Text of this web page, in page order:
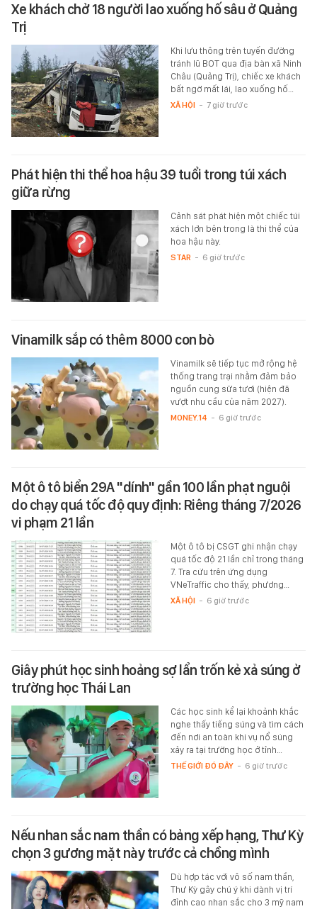
Xe khách chở 18 người lao xuống hố sâu ở Quảng
Trị
Khi lưu thông trên tuyến đường
tránh lũ BOT qua địa bàn xã Ninh
Châu (Quảng Trị), chiếc xe khách
bất ngờ mất lái, lao xuống hố…
XÃ HỘI - 7 giờ trước
Phát hiện thi thể hoa hậu 39 tuổi trong túi xách
giữa rừng
Cảnh sát phát hiện một chiếc túi
xách lớn bên trong là thi thể của
hoa hậu này.
STAR - 6 giờ trước
Vinamilk sắp có thêm 8000 con bò
Vinamilk sẽ tiếp tục mở rộng hệ
thống trang trại nhằm đảm bảo
nguồn cung sữa tươi (hiện đã
vượt nhu cầu của năm 2027).
MONEY.14 - 6 giờ trước
Một ô tô biển 29A "dính" gần 100 lần phạt nguội
do chạy quá tốc độ quy định: Riêng tháng 7/2026
vi phạm 21 lần
Một ô tô bị CSGT ghi nhận chạy
quá tốc độ 21 lần chỉ trong tháng
7. Tra cứu trên ứng dụng
VNeTraffic cho thấy, phương…
XÃ HỘI - 6 giờ trước
Giây phút học sinh hoảng sợ lẩn trốn kẻ xả súng ở
trường học Thái Lan
Các học sinh kể lại khoảnh khắc
nghe thấy tiếng súng và tìm cách
đến nơi an toàn khi vụ nổ súng
xảy ra tại trường học ở tỉnh…
THẾ GIỚI ĐÓ ĐÂY - 6 giờ trước
Nếu nhan sắc nam thần có bảng xếp hạng, Thư Kỳ
chọn 3 gương mặt này trước cả chồng mình
Dù hợp tác với vô số nam thần,
Thư Kỳ gây chú ý khi dành vị trí
đỉnh cao nhan sắc cho 3 mỹ nam